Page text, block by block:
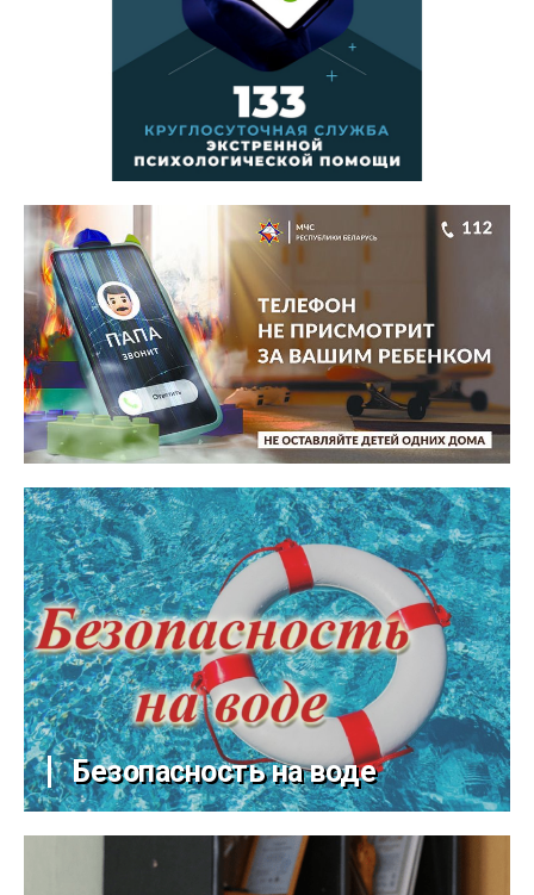
Безопасность на воде